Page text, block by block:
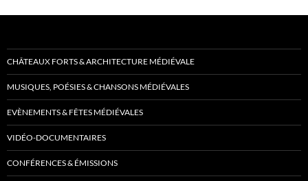
CHÂTEAUX FORTS & ARCHITECTURE MÉDIÉVALE
MUSIQUES, POÉSIES & CHANSONS MÉDIÉVALES
EVÈNEMENTS & FÊTES MÉDIÉVALES
VIDÉO-DOCUMENTAIRES
CONFÉRENCES & ÉMISSIONS